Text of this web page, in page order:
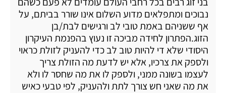
נבוכים ומתפלאים מדוע השלום אינו שורר בביתם, על
אף ששניהם באמת טובי לב ורגישים לבת/בן
הזוג.הפתרון לחידה מביכה זו נעוץ בהפנמת העיקרון
היסודי שלא די להיות טוב לב כדי להעניק לזולת כראוי
ולספק את צרכיו, אלא יש לדעת מה הזולת צריך
לעצמו בשונה ממני, ולספק לו את מה שחסר לו ולא
את מה שאני חש צורך לתת ולהעניק, לפי טבעי כאיש